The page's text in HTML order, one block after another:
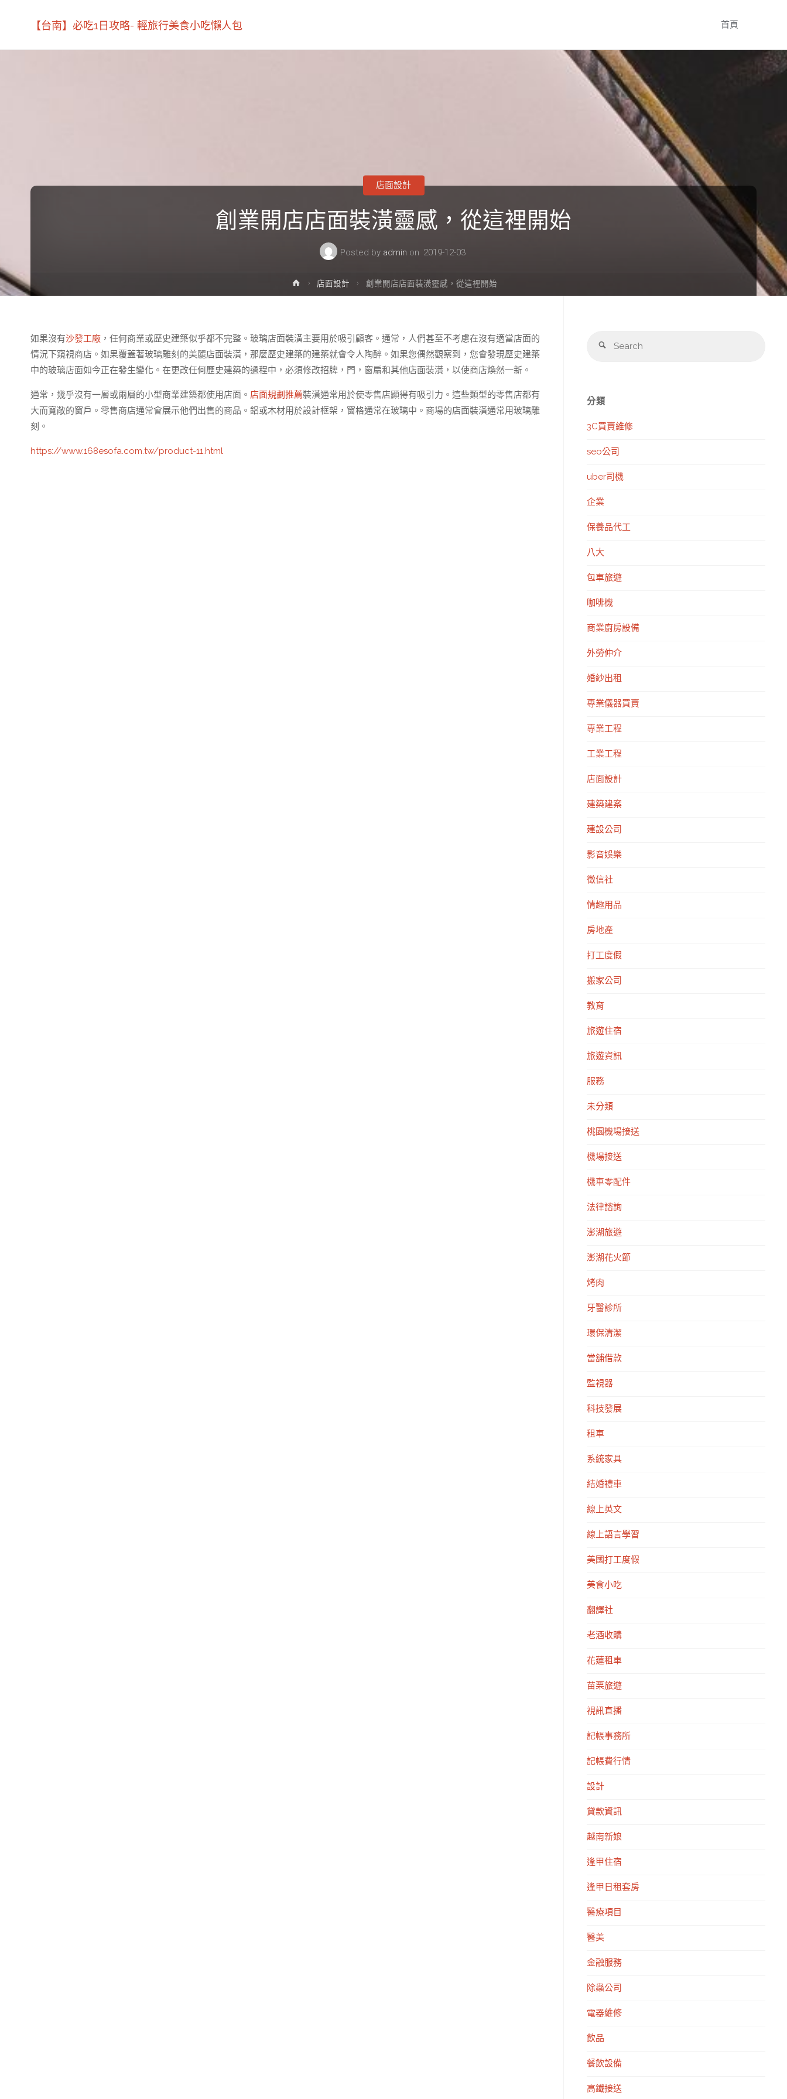
【台南】必吃1日攻略- 輕旅行美食小吃懶人包 首頁
創業開店店面裝潢靈感，從這裡開始
Posted by admin on 2019-12-03
店面設計
Home店面設計 創業開店店面裝潢靈感，從這裡開始
如果沒有沙發工廠 ，任何商業或歷史建築似乎都不完整。玻璃店面裝潢主要用於吸引顧客。通常，人們甚至不考慮在沒有適當店面的
情況下窺視商店。如果覆蓋著玻璃雕刻的美麗店面裝潢，那麼歷史建築的建築就會令人陶醉。如果您偶然觀察到，您會發現歷史建築
中的玻璃店面如今正在發生變化。在更改任何歷史建築的過程中，必須修改招牌，門，窗扇和其他店面裝潢，以使商店煥然一新。
通常，幾乎沒有一層或兩層的小型商業建築都使用店面。 店面規劃推薦裝潢通常用於使零售店顯得有吸引力。這些類型的零售店都有
大而寬敞的窗戶。零售商店通常會展示他們出售的商品。鋁或木材用於設計框架，窗格通常在玻璃中。商場的店面裝潢通常用玻璃雕
刻。
https://www.168esofa.com.tw/product-11.html
Search
分類
3C買賣維修
seo公司
uber司機
企業
保養品代工
八大
包車旅遊
咖啡機
商業廚房設備
外勞仲介
婚紗出租
專業儀器買賣
專業工程
工業工程
店面設計
建築建案
建設公司
影音娛樂
徵信社
情趣用品
房地產
打工度假
搬家公司
教育
旅遊住宿
旅遊資訊
服務
未分類
桃園機場接送
機場接送
機車零配件
法律諮詢
澎湖旅遊
澎湖花火節
烤肉
牙醫診所
環保清潔
當舖借款
監視器
科技發展
租車
系統家具
結婚禮車
線上英文
線上語言學習
美國打工度假
美食小吃
翻譯社
老酒收購
花蓮租車
苗栗旅遊
視訊直播
記帳事務所
記帳費行情
設計
貸款資訊
越南新娘
逢甲住宿
逢甲日租套房
醫療項目
醫美
金融服務
除蟲公司
電器維修
飲品
餐飲設備
高鐵接送